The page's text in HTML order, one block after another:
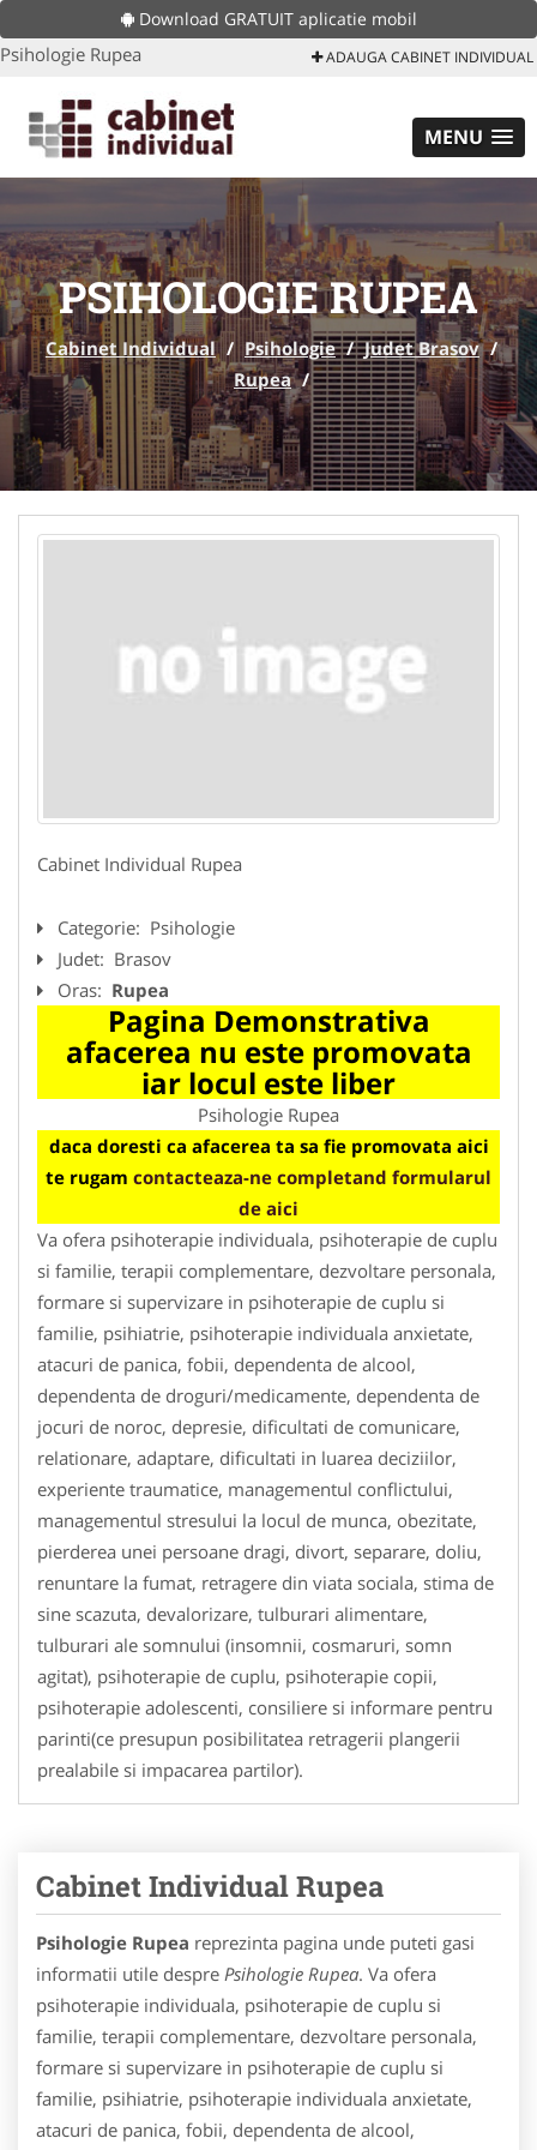
Download GRATUIT aplicatie mobil
Psihologie Rupea ADAUGA CABINET INDIVIDUAL
MENU
PSIHOLOGIE RUPEA
Cabinet Individual / Psihologie / Judet Brasov /
Rupea /
Cabinet Individual Rupea
Categorie: Psihologie
Judet: Brasov
Oras: Rupea
Pagina Demonstrativa
afacerea nu este promovata
iar locul este liber
Psihologie Rupea
daca doresti ca afacerea ta sa fie promovata aici
te rugam contacteaza-ne completand formularul
de aici
Va ofera psihoterapie individuala, psihoterapie de cuplu
si familie, terapii complementare, dezvoltare personala,
formare si supervizare in psihoterapie de cuplu si
familie, psihiatrie, psihoterapie individuala anxietate,
atacuri de panica, fobii, dependenta de alcool,
dependenta de droguri/medicamente, dependenta de
jocuri de noroc, depresie, dificultati de comunicare,
relationare, adaptare, dificultati in luarea deciziilor,
experiente traumatice, managementul conflictului,
managementul stresului la locul de munca, obezitate,
pierderea unei persoane dragi, divort, separare, doliu,
renuntare la fumat, retragere din viata sociala, stima de
sine scazuta, devalorizare, tulburari alimentare,
tulburari ale somnului (insomnii, cosmaruri, somn
agitat), psihoterapie de cuplu, psihoterapie copii,
psihoterapie adolescenti, consiliere si informare pentru
parinti(ce presupun posibilitatea retragerii plangerii
prealabile si impacarea partilor).
Cabinet Individual Rupea
Psihologie Rupea reprezinta pagina unde puteti gasi
informatii utile despre Psihologie Rupea. Va ofera
psihoterapie individuala, psihoterapie de cuplu si
familie, terapii complementare, dezvoltare personala,
formare si supervizare in psihoterapie de cuplu si
familie, psihiatrie, psihoterapie individuala anxietate,
atacuri de panica, fobii, dependenta de alcool,